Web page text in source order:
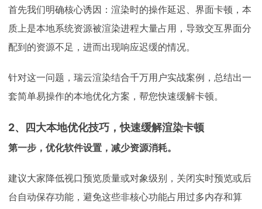
首先我们明确核心诱因：渲染时的操作延迟、界面卡顿，本
质上是本地系统资源被渲染进程大量占用，导致交互界面分
配到的资源不足，进而出现响应迟缓的情况。
针对这一问题，瑞云渲染结合千万用户实战案例，总结出一
套简单易操作的本地优化方案，帮您快速缓解卡顿。
2、四大本地优化技巧，快速缓解渲染卡顿
第一步，优化软件设置，减少资源消耗。
建议大家降低视口预览质量或对象级别，关闭实时预览或后
台自动保存功能，避免这些非核心功能占用过多内存和算